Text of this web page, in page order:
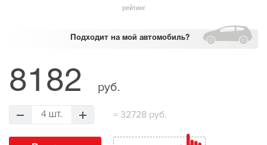
рейтинг
Подходит на мой автомобиль?
8182 руб.
4 шт. = 32728 руб.